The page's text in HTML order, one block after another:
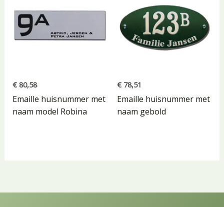
€80,58
Emaille huisnummer met
naam model Robina
€ 78,51
Emaille huisnummer met
naam gebold